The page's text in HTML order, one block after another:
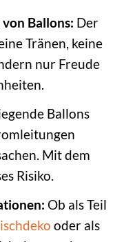
Ballons: Der
Tränen, keine
nur Freude
Ballons
Mit dem
Risiko.
Ob als Teil
oder als